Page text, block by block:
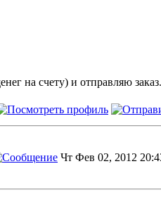
на счету) и отправляю заказ.
Чт Фев 02, 2012